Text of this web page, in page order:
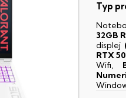
Typ
32GB
displej
RTX
Wifi,